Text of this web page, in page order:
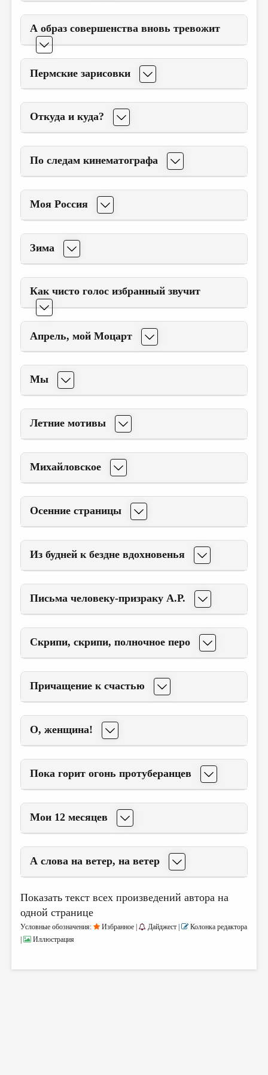
А образ совершенства вновь тревожит
Пермские зарисовки
Откуда и куда?
По следам кинематографа
Моя Россия
Зима
Как чисто голос избранный звучит
Апрель, мой Моцарт
Мы
Летние мотивы
Михайловское
Осенние страницы
Из будней к бездне вдохновенья
Письма человеку-призраку А.Р.
Скрипи, скрипи, полночное перо
Причащение к счастью
О, женщина!
Пока горит огонь протуберанцев
Мои 12 месяцев
А слова на ветер, на ветер
Показать текст всех произведений автора на
одной странице
Условные обозначения: Избранное | Дайджест |
Колонка редактора
Иллюстрация